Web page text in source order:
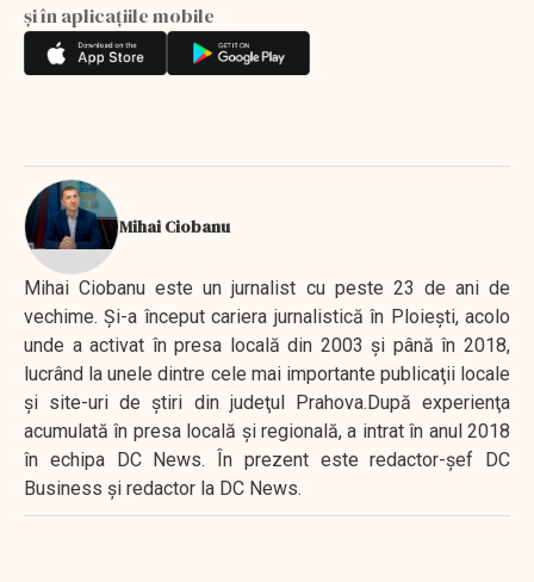
și în aplicațiile mobile
Mihai Ciobanu
Mihai Ciobanu este un jurnalist cu peste 23 de ani de
vechime. Şi-a început cariera jurnalistică în Ploieşti, acolo
unde a activat în presa locală din 2003 şi până în 2018,
lucrând la unele dintre cele mai importante publicaţii locale
şi site-uri de ştiri din judeţul Prahova.După experienţa
acumulată în presa locală şi regională, a intrat în anul 2018
în echipa DC News. În prezent este redactor-şef DC
Business şi redactor la DC News.